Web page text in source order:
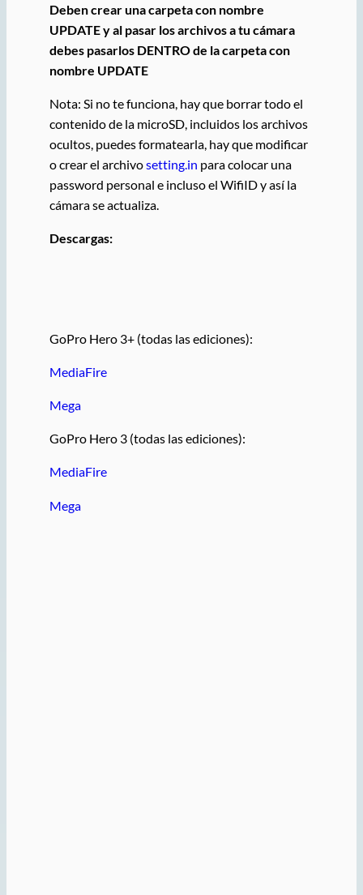
Deben crear una carpeta con nombre
UPDATE y al pasar los archivos a tu cámara
debes pasarlos DENTRO de la carpeta con
nombre UPDATE
Nota: Si no te funciona, hay que borrar todo el
contenido de la microSD, incluidos los archivos
ocultos, puedes formatearla, hay que modificar
o crear el archivosetting.in para colocar una
password personal e incluso el WifiID y así la
cámara se actualiza.
Descargas:
GoPro Hero 3+ (todas las ediciones):
MediaFire
Mega
GoPro Hero 3 (todas las ediciones):
MediaFire
Mega